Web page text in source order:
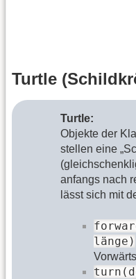
Turtle
Turtle:
Objekte der
stellen eine
anfangs nach
lässt sich mit
länge)